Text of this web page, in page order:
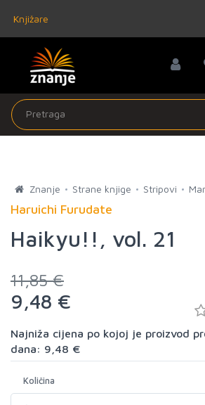
Knjižare
Znanje Strane knjige Stripovi
Haruichi Furudate
Haikyu!!, vol. 21
11,85 €
9,48 €
Najniža cijena po kojoj je proizvod
dana: 9,48 €
Količina